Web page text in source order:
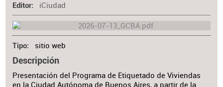
Editor iCiudad
Tipo sitio web
Descripción
Presentación del Programa de Etiquetado de Viviendas
en la Ciudad Autónoma de Buenos Aires, a partir de la